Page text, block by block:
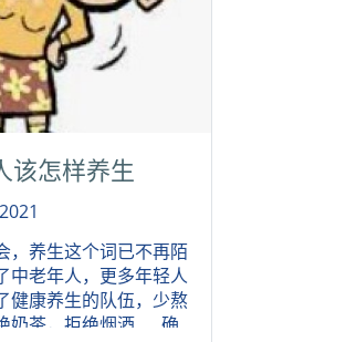
该怎样养生
，养生这个词已不再陌
中老年人，更多年轻人
健康养生的队伍，少熬
奶茶，拒绝烟酒......确